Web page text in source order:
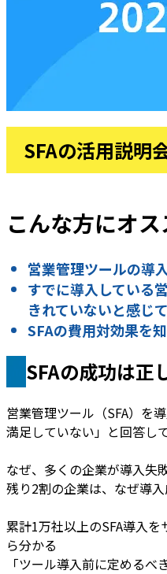
SFAの活用説明
こんな方にオス
営業管理ツールの導
すでに導入している
きれていないと感じ
SFAの費用対効果を
SFAの成功は正
営業管理ツール（SFA）を
満足していない」と回答し
なぜ、多くの企業が導入失
残り2割の企業は、なぜ導
累計1万社以上のSFA導入
ら分かる
「ツール導入前に定めるべ